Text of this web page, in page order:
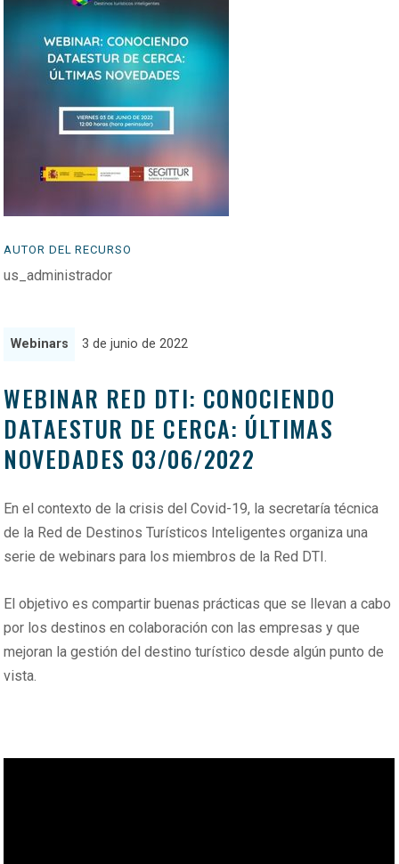
AUTOR DEL RECURSO
us_administrador
Webinars 3 de junio de 2022
WEBINAR RED DTI: CONOCIENDO
DATAESTUR DE CERCA: ÚLTIMAS
NOVEDADES 03/06/2022
En el contexto de la crisis del Covid-19, la secretaría técnica
de la Red de Destinos Turísticos Inteligentes organiza una
serie de webinars para los miembros de la Red DTI.
El objetivo es compartir buenas prácticas que se llevan a cabo
por los destinos en colaboración con las empresas y que
mejoran la gestión del destino turístico desde algún punto de
vista.